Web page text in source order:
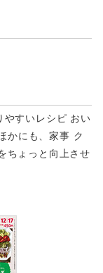
やすいレシピ おい
かにも、家事 ク
ちょっと向上させ